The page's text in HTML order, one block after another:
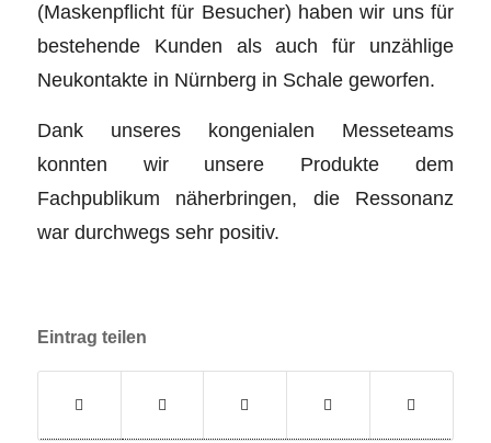
(Maskenpflicht für Besucher) haben wir uns für
bestehende Kunden als auch für unzählige
Neukontakte in Nürnberg in Schale geworfen.
Dank unseres kongenialen Messeteams
konnten wir unsere Produkte dem
Fachpublikum näherbringen, die Ressonanz
war durchwegs sehr positiv.
Eintrag teilen